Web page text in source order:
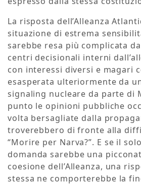
La risposta dell’Alleanza
situazione di estrema
sarebbe resa più complicata
centri decisionali interni
con interessi diversi e magari
esasperata ulteriormente da
signaling nucleare da parte di
punto le opinioni pubbliche
volta bersagliate dalla
troverebbero di fronte alla
“Morire per Narva?”. E se il
domanda sarebbe una
coesione dell’Alleanza, una
stessa ne comporterebbe la